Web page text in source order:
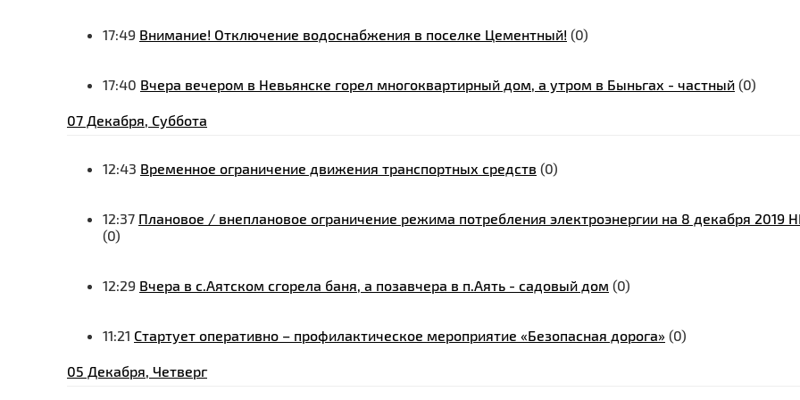
17:49 Внимание! Отключение водоснабжения в поселке Цементный! (0)
17:40 Вчера вечером в Невьянске горел многоквартирный дом, а утром в Быньгах - частный (0)
07 Декабря, Суббота
12:43 Временное ограничение движения транспортных средств (0)
12:37 Плановое / внеплановое ограничение режима потребления электроэнергии на 8 декабря 2019
(0)
12:29 Вчера в с.Аятском сгорела баня, а позавчера в п.Аять - садовый дом (0)
11:21 Стартует оперативно – профилактическое мероприятие «Безопасная дорога» (0)
05 Декабря, Четверг